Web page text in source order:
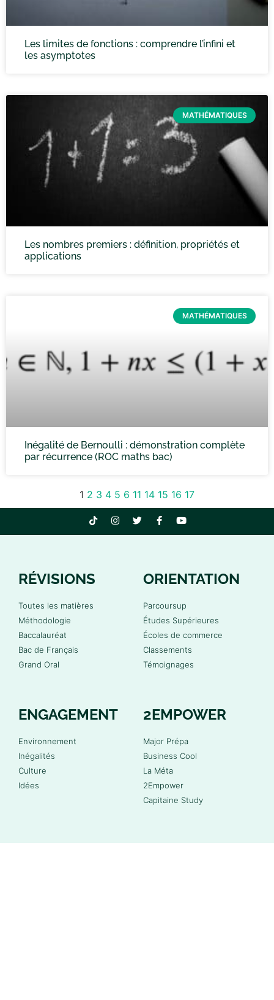
Les limites de fonctions : comprendre l’infini et
les asymptotes
MATHÉMATIQUES
Les nombres premiers : définition, propriétés et
applications
MATHÉMATIQUES
Inégalité de Bernoulli : démonstration complète
par récurrence (ROC maths bac)
1 2 3 4 5 6 11 14 15 16 17
RÉVISIONS
Toutes les matières
Méthodologie
Baccalauréat
Bac de Français
Grand Oral
ORIENTATION
Parcoursup
Études Supérieures
Écoles de commerce
Classements
Témoignages
ENGAGEMENT
Environnement
Inégalités
Culture
Idées
2EMPOWER
Major Prépa
Business Cool
La Méta
2Empower
Capitaine Study